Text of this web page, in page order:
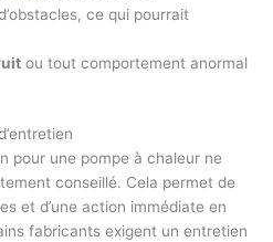
ce qui pourrait
ou tout comportement anormal
pour une pompe à chaleur ne
conseillé. Cela permet de
et d’une action immédiate en
fabricants exigent un entretien